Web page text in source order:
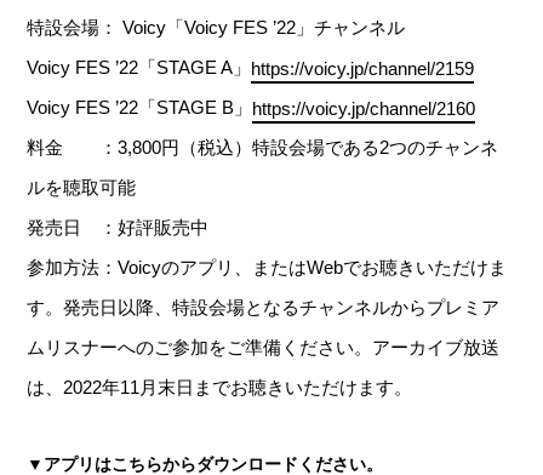
特設会場： Voicy「Voicy FES ’22」チャンネル
Voicy FES ’22「STAGE A」 https://voicy.jp/channel/2159
Voicy FES ’22「STAGE B」 https://voicy.jp/channel/2160
料金 ：3,800円（税込）特設会場である2つのチャンネ
ルを聴取可能
発売日 ：好評販売中
参加方法：Voicyのアプリ、またはWebでお聴きいただけま
す。発売日以降、特設会場となるチャンネルからプレミア
ムリスナーへのご参加をご準備ください。アーカイブ放送
は、2022年11月末日までお聴きいただけます。
▼アプリはこちらからダウンロードください。